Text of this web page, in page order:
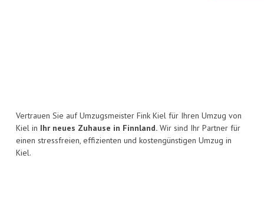
Vertrauen Sie auf Umzugsmeister Fink Kiel für Ihren Umzug von
Kiel in Ihr neues Zuhause in Finnland. Wir sind Ihr Partner für
einen stressfreien, effizienten und kostengünstigen Umzug in
Kiel.